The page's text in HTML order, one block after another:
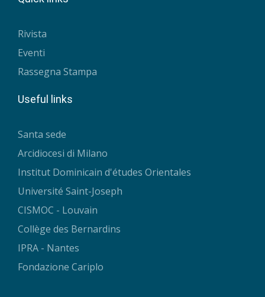
Rivista
Eventi
Rassegna Stampa
Useful links
Santa sede
Arcidiocesi di Milano
Institut Dominicain d'études Orientales
Université Saint-Joseph
CISMOC - Louvain
Collège des Bernardins
IPRA - Nantes
Fondazione Cariplo